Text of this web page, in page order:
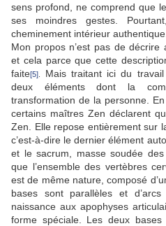
sens profond, ne comprend que
ses moindres gestes.
cheminement intérieur authentique.
Mon propos n’est pas de décrire
et cela parce que cette
faite[5]
Mais traitant ici du
deux éléments dont la
transformation de la personne.
certains maîtres Zen déclarent
Zen. Elle repose entièrement sur
c’est-à-dire le dernier élément
et le sacrum, masse soudée
que l’ensemble des vertèbres
est de même nature, composé
bases sont parallèles et
naissance aux apophyses
forme spéciale. Les deux